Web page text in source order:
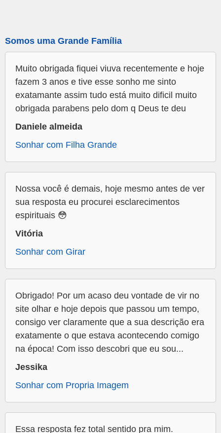
Somos uma Grande Família
Muito obrigada fiquei viuva recentemente e hoje
fazem 3 anos e tive esse sonho me sinto
exatamante assim tudo está muito dificil muito
obrigada parabens pelo dom q Deus te deu
Daniele almeida
Sonhar com Filha Grande
Nossa você é demais, hoje mesmo antes de ver
sua resposta eu procurei esclarecimentos
espirituais 😳
Vitória
Sonhar com Girar
Obrigado! Por um acaso deu vontade de vir no
site olhar e hoje depois que passou um tempo,
consigo ver claramente que a sua descrição era
exatamente o que estava acontecendo comigo
na época! Com isso descobri que eu sou...
Jessika
Sonhar com Propria Imagem
Essa resposta fez total sentido pra mim.